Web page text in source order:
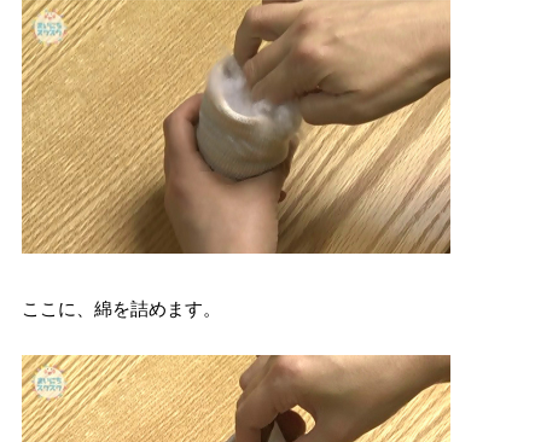
ここに、綿を詰めます。